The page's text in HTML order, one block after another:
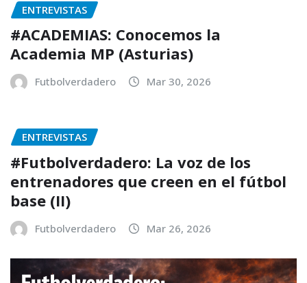
ENTREVISTAS
#ACADEMIAS: Conocemos la
Academia MP (Asturias)
Futbolverdadero Mar 30, 2026
ENTREVISTAS
#Futbolverdadero: La voz de los
entrenadores que creen en el fútbol
base (II)
Futbolverdadero Mar 26, 2026